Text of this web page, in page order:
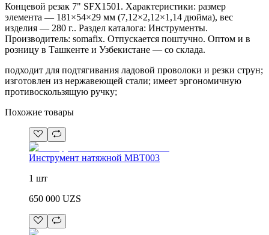
Концевой резак 7" SFX1501. Характеристики: размер
элемента — 181×54×29 мм (7,12×2,12×1,14 дюйма), вес
изделия — 280 г.. Раздел каталога: Инструменты.
Производитель: somafix. Отпускается поштучно. Оптом и в
розницу в Ташкенте и Узбекистане — со склада.
подходит для подтягивания ладовой проволоки и резки струн;
изготовлен из нержавеющей стали; имеет эргономичную
противоскользящую ручку;
Похожие товары
Инструмент натяжной MBT003
1 шт
650 000 UZS